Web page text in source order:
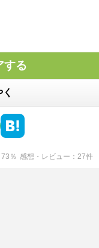
する
73 ％ 感想・レビュー 27件